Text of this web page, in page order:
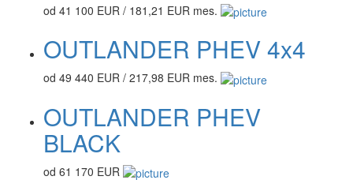
od 41 100 EUR / 181,21 EUR mes.
OUTLANDER PHEV 4x4
od 49 440 EUR / 217,98 EUR mes.
OUTLANDER PHEV
BLACK
od 61 170 EUR